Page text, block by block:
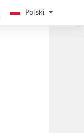
Polski
Polski